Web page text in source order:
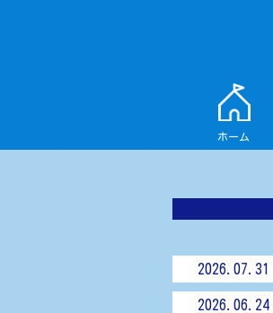
ホーム
2026.07.31
2026.06.24